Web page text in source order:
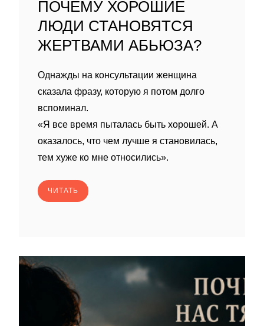
ПОЧЕМУ ХОРОШИЕ
ЛЮДИ СТАНОВЯТСЯ
ЖЕРТВАМИ АБЬЮЗА?
Однажды на консультации женщина
сказала фразу, которую я потом долго
вспоминал.
«Я все время пыталась быть хорошей. А
оказалось, что чем лучше я становилась,
тем хуже ко мне относились».
ЧИТАТЬ